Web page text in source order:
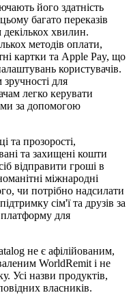
його здатність
багато переказів
хвилин.
методів оплати,
картки та Apple Pay, що
користувачів.
для
легко керувати
за допомогою
та прозорості,
та захищені кошти
відправити гроші в
міжнародні
чи потрібно надсилати
сім'ї та друзів за
для
не є афілійованим,
WorldRemit і не
Усі назви продуктів,
власників.